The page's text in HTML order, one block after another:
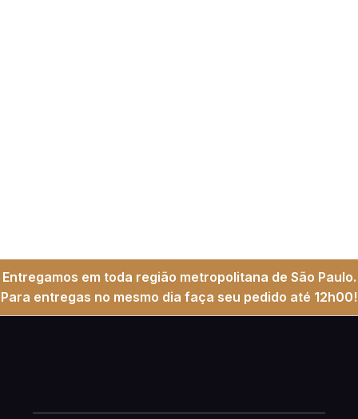
Entregamos em toda região metropolitana de São Paulo.
Para entregas no mesmo dia faça seu pedido até 12h00!